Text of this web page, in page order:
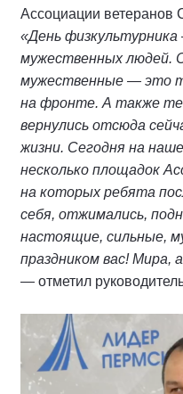
Ассоциации ветеранов
«День
мужественных людей.
мужественные — это
на фронте. А также
вернулись отсюда
жизни. Сегодня на
несколько площадок
на которых ребята
себя, отжимались,
настоящие, сильные,
праздником вас! Мира,
— отметил